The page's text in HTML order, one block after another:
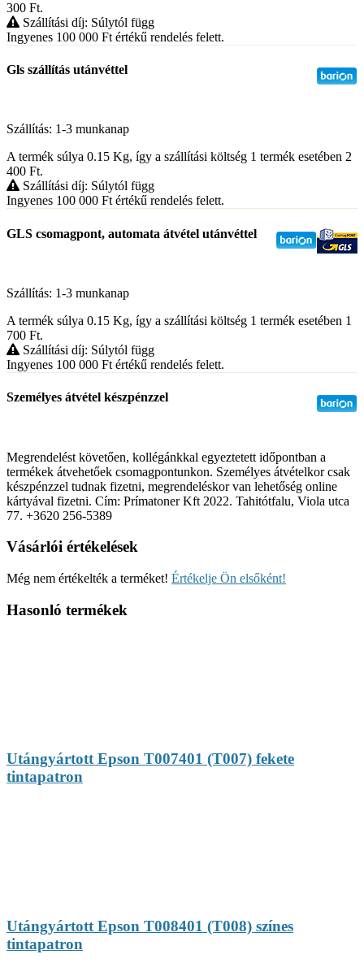
300 Ft.
Szállítási díj: Súlytól függ
Ingyenes 100 000 Ft értékű rendelés felett.
Gls szállítás utánvéttel
Szállítás: 1-3 munkanap
A termék súlya 0.15 Kg, így a szállítási költség 1 termék esetében 2
400 Ft.
Szállítási díj: Súlytól függ
Ingyenes 100 000 Ftértékű rendelés felett.
GLS csomagpont, automata átvétel utánvéttel
Szállítás: 1-3 munkanap
A termék súlya 0.15 Kg, így a szállítási költség 1 termék esetében 1
700 Ft.
Szállítási díj: Súlytól függ
Ingyenes 100 000 Ft értékű rendelés felett.
Személyes átvétel készpénzzel
Megrendelést követően, kollégánkkal egyeztetett időpontban a
termékek átvehetőek csomagpontunkon. Személyes átvételkor csak
készpénzzel tudnak fizetni, megrendeléskor van lehetőség online
kártyával fizetni. Cím: Prímatoner Kft 2022. Tahitótfalu, Viola utca
77. +3620 256-5389
Vásárlói értékelések
Még nem értékelték a terméket! Értékelje Ön elsőként!
Hasonló termékek
Utángyártott Epson T007401 (T007) fekete
tintapatron
Utángyártott Epson T008401 (T008) színes
tintapatron